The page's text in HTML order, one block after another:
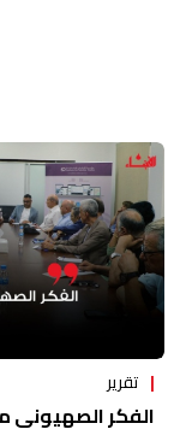
تقرير
الفكر الصهيوني